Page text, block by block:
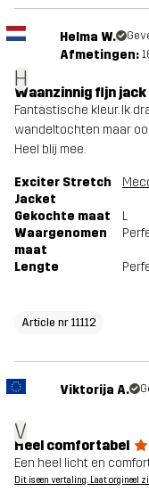
H
Helma W.
Afmetingen:
Waanzinnig fijn jack
Fantastische kleur. Ik
wandeltochten maar
Heel blij mee.
Exciter Stretch
Jacket
Gekochte maat
L
Waargenomen
maat
Lengte
Article nr 11112
V
Viktorija A.
Heel comfortabel
Een heel licht en
Dit is een vertaling. Laat orgineel